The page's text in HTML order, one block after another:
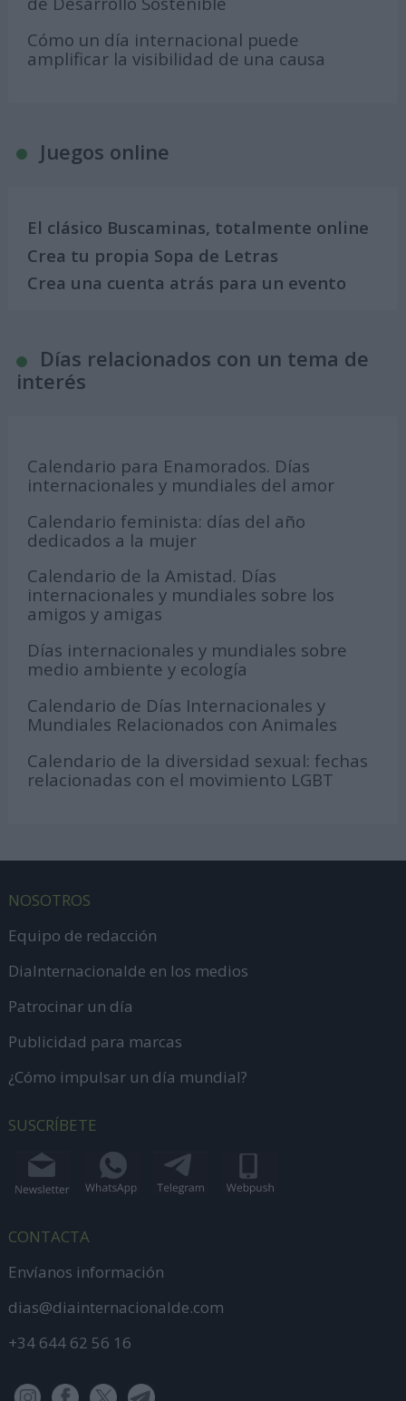
Cómo un día internacional puede
amplificar la visibilidad de una causa
Juegos online
El clásico Buscaminas, totalmente online
Crea tu propia Sopa de Letras
Crea una cuenta atrás para un evento
Días relacionados con un tema de
interés
Calendario para Enamorados. Días
internacionales y mundiales del amor
Calendario feminista: días del año
dedicados a la mujer
Calendario de la Amistad. Días
internacionales y mundiales sobre los
amigos y amigas
Días internacionales y mundiales sobre
medio ambiente y ecología
Calendario de Días Internacionales y
Mundiales Relacionados con Animales
Calendario de la diversidad sexual: fechas
relacionadas con el movimiento LGBT
NOSOTROS
Equipo de redacción
DiaInternacionalde en los medios
Patrocinar un día
Publicidad para marcas
¿Cómo impulsar un día mundial?
SUSCRÍBETE
CONTACTA
Envíanos información
dias@diainternacionalde.com
+34 644 62 56 16